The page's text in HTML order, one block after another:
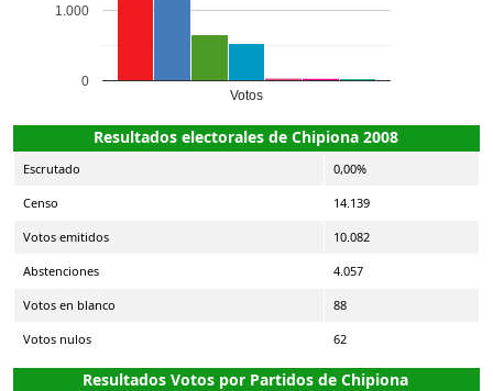
Votos
0
1.000
Resultados electorales de Chipiona 2008
Escrutado 0,00%
Censo 14.139
Votos emitidos 10.082
Abstenciones 4.057
Votos en blanco 88
Votos nulos 62
Resultados Votos por Partidos de Chipiona